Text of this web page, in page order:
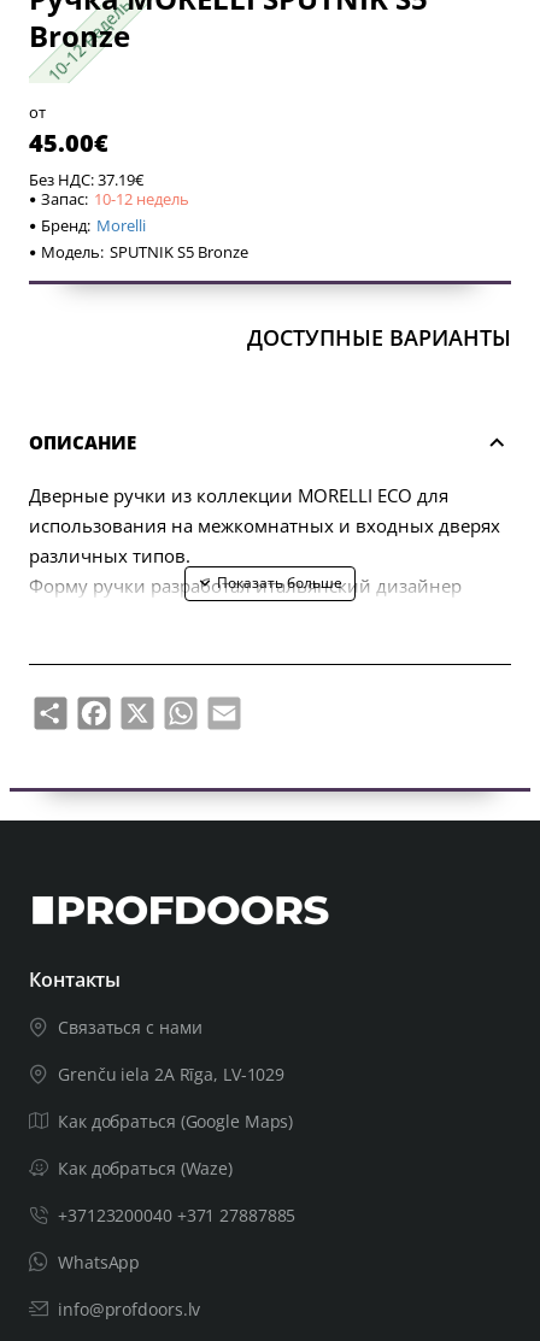
10-12 недель
10-12 недель
Bronze
от
45.00€
Без НДС: 37.19€
Запас: 10-12 недель
Бренд: Morelli
Модель: SPUTNIK S5 Bronze
ДОСТУПНЫЕ ВАРИАНТЫ
ОПИСАНИЕ
Дверные ручки из коллекции MORELLI ECO для
использования на межкомнатных и входных дверях
различных типов.
Форму ручки разработал итальянский дизайнер
четырехгранный стержень, шестигранный ключ).
ShareFacebook
X WhatsApp
Email
Контакты
Связаться с нами
Grenču iela 2A Rīga, LV-1029
Как добраться (Google Maps)
Как добраться (Waze)
+37123200040 +371 27887885
WhatsApp
info@profdoors.lv